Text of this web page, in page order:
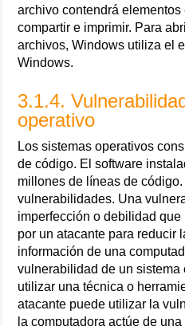
archivo contendrá elementos
compartir e imprimir. Para
archivos, Windows utiliza el
Windows.
3.1.4.
operativo
Los sistemas operativos
de código. El software
millones de líneas de
vulnerabilidades. Una
imperfección o debilidad
por un atacante para reducir
información de una
vulnerabilidad de un
utilizar una técnica o
atacante puede utilizar la
la computadora actúe de